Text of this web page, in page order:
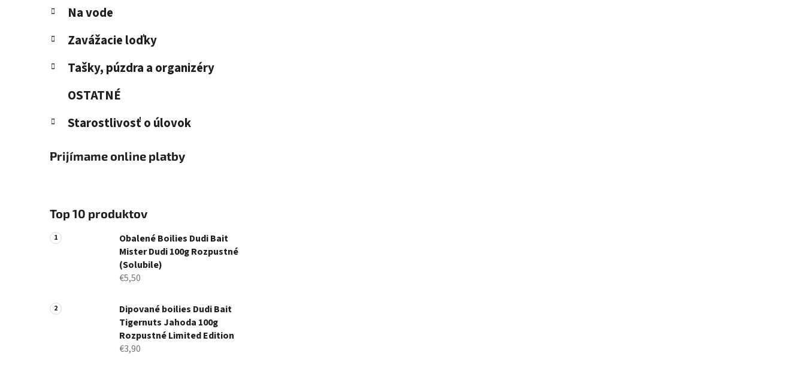
Na vode
Zavážacie loďky
Tašky, púzdra a organizéry
OSTATNÉ
Starostlivosť o úlovok
Prijímame online platby
Top 10 produktov
Obalené Boilies Dudi Bait
Mister Dudi 100g Rozpustné
(Solubile)
€5,50
Dipované boilies Dudi Bait
Tigernuts Jahoda 100g
Rozpustné Limited Edition
€3,90